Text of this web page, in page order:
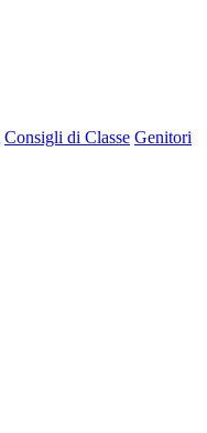
Consigli di Classe Genitori